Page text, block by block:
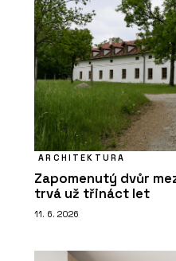
ARCHITEKTURA
Zapomenutý dvůr
trvá už třináct let
11. 6. 2026